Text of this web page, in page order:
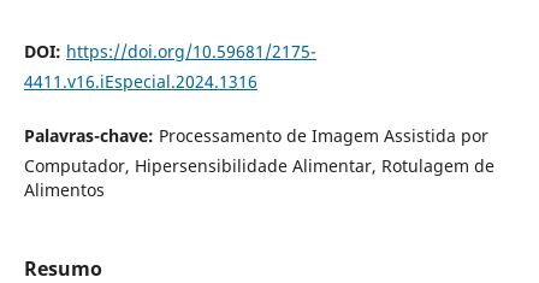
DOI: https://doi.org/10.59681/2175-
4411.v16.iEspecial.2024.1316
Palavras-chave: Processamento de Imagem Assistida por
Computador, Hipersensibilidade Alimentar, Rotulagem de
Alimentos
Resumo